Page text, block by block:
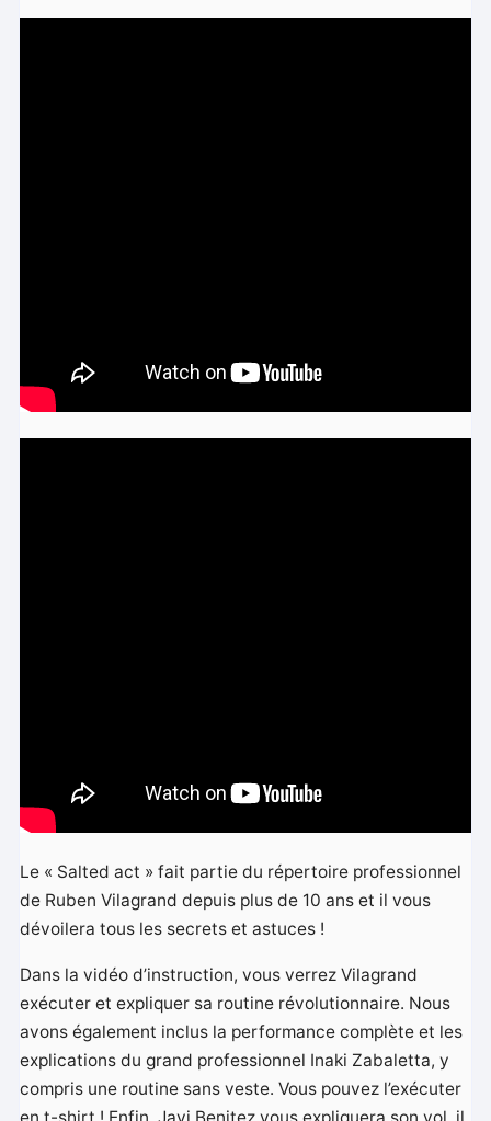
Le « Salted act » fait partie du répertoire professionnel
de Ruben Vilagrand depuis plus de 10 ans et il vous
dévoilera tous les secrets et astuces !
Dans la vidéo d’instruction, vous verrez Vilagrand
exécuter et expliquer sa routine révolutionnaire. Nous
avons également inclus la performance complète et les
explications du grand professionnel Inaki Zabaletta, y
compris une routine sans veste. Vous pouvez l’exécuter
en t-shirt ! Enfin, Javi Benitez vous expliquera son vol, il